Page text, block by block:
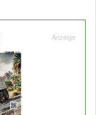
Anzeige